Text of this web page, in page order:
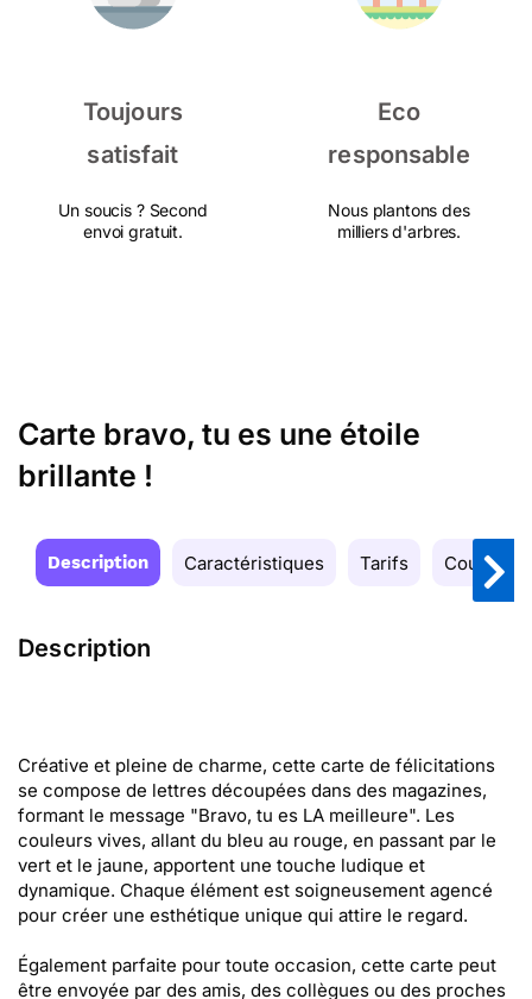
Toujours
satisfait
Un soucis ? Second
envoi gratuit.
Eco
responsable
Nous plantons des
milliers d'arbres.
Carte bravo, tu es une étoile
brillante !
Description Caractéristiques Tarifs Couleurs
Description
Créative et pleine de charme, cette carte de félicitations
se compose de lettres découpées dans des magazines,
formant le message "Bravo, tu es LA meilleure". Les
couleurs vives, allant du bleu au rouge, en passant par le
vert et le jaune, apportent une touche ludique et
dynamique. Chaque élément est soigneusement agencé
pour créer une esthétique unique qui attire le regard.
Également parfaite pour toute occasion, cette carte peut
être envoyée par des amis, des collègues ou des proches